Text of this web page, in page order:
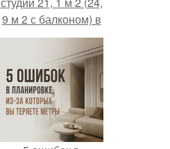
9 м 2 с балконом) в
Краснодаре.